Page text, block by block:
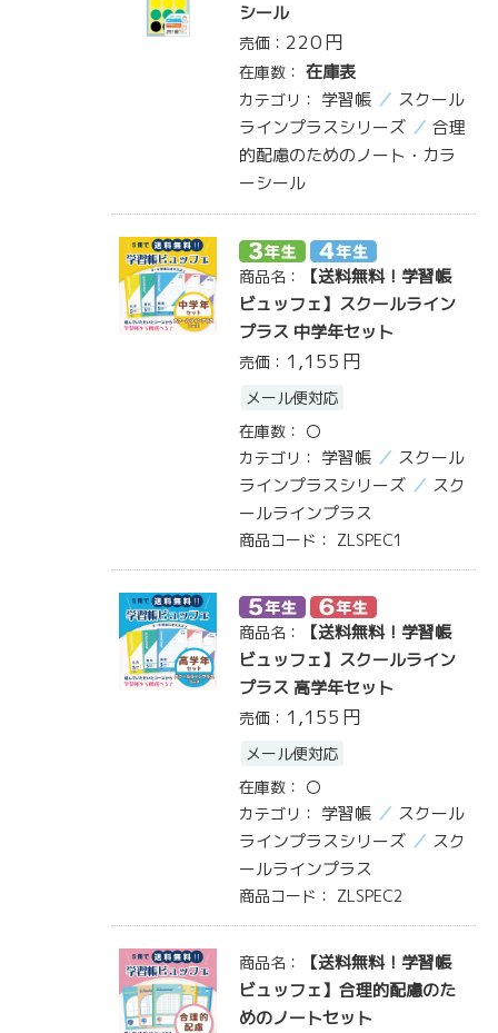
シール
売価： 220円
在庫数： 在庫表
カテゴリ： 学習帳
スクール
ラインプラスシリーズ
合理
的配慮のためのノート・カラ
ーシール
商品名：
【送料無料！学習帳
ビュッフェ】スクールライン
プラス 中学年セット
売価： 1,155 円
メール便対応
在庫数： 〇
カテゴリ： 学習帳
スクール
ラインプラスシリーズ
スク
ールラインプラス
商品コード： ZLSPEC1
商品名：
【送料無料！学習帳
ビュッフェ】スクールライン
プラス 高学年セット
売価： 1,155 円
メール便対応
在庫数： 〇
カテゴリ： 学習帳
スクール
ラインプラスシリーズ
スク
ールラインプラス
商品コード： ZLSPEC2
商品名：
【送料無料！学習帳
ビュッフェ】合理的配慮のた
めのノートセット